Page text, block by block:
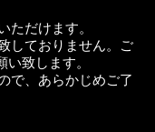
主への賛美 熱
国 天国 み国をし
サ 第五ミサ 葬式の
ただけます。
しておりません。ご
致します。
で、あらかじめご了